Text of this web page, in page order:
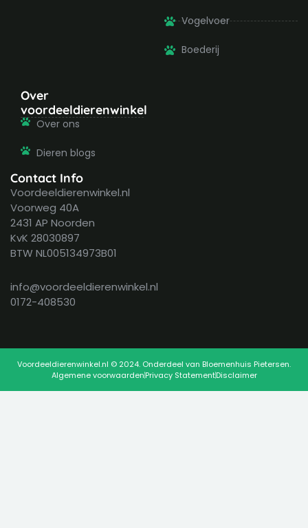
Vogelvoer
Boederij
Over
voordeeldierenwinkel
Over ons
Dieren blogs
Contact Info
Voordeeldierenwinkel.nl
Voorweg 40A
2431 AP Noorden
KvK 28030897
BTW NL005134973B01
info@voordeeldierenwinkel.nl
0172-408530
Voordeeldierenwinkel.nl © 2024. Onderdeel van Bloemenhuis Pietersen.
Algemene voorwaardenPrivacy StatementDisclaimer